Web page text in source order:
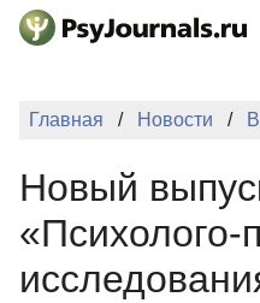
Перейти к основному
ПОДАТЬ
Регистрация
Главная Новости
Новый
«Психолого-